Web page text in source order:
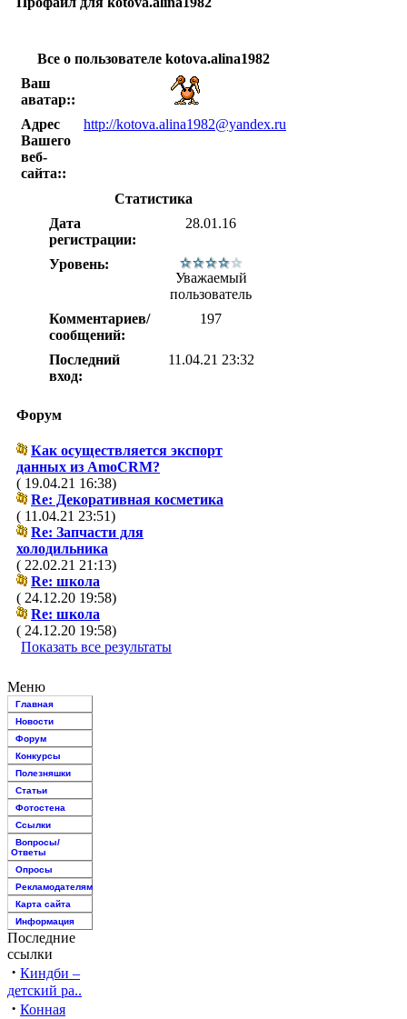
Все о пользователе kotova.alina1982
Ваш
аватар::
Адрес
Вашего
веб-
сайта::
http://kotova.alina1982@yandex.ru
Статистика
Дата
регистрации:
28.01.16
Уровень:
Уважаемый
пользователь
Комментариев/
сообщений:
197
Последний
вход:
11.04.21 23:32
Форум
Как осуществляется экспорт
данных из AmoCRM?
( 19.04.21 16:38)
Re: Декоративная косметика
( 11.04.21 23:51)
Re: Запчасти для
холодильника
( 22.02.21 21:13)
Re: школа
( 24.12.20 19:58)
Re: школа
( 24.12.20 19:58)
Показать все результаты
Меню
Главная
Новости
Форум
Конкурсы
Полезняшки
Статьи
Фотостена
Ссылки
Вопросы/
Ответы
Опросы
Рекламодателям
Карта сайта
Информация
Последние
ссылки
· Киндби –
детский ра..
· Конная